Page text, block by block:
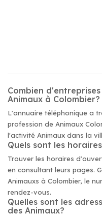
Combien
Animaux à Colombier?
L'annuaire téléphonique a
profession de Animaux
l'activité Animaux dans la
Quels sont les
Trouver les horaires
en consultant leurs pages.
Animauxs à Colombier, le
rendez-vous.
Quelles sont les
des Animaux?